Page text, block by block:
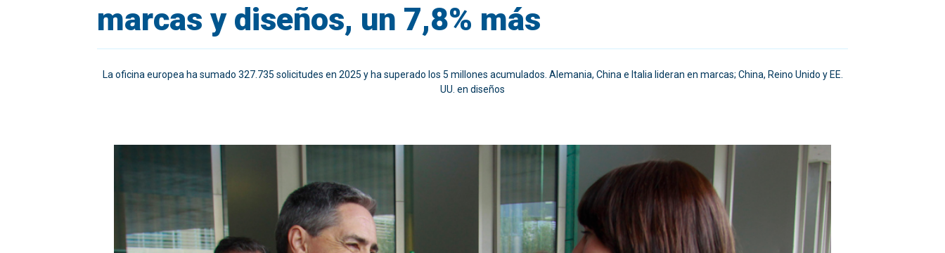
marcas y diseños, un 7,8% más
La oficina europea ha sumado 327.735 solicitudes en 2025 y ha superado los 5 millones acumulados. Alemania, China e Italia lideran en marcas; China, Reino Unido y EE.
UU. en diseños